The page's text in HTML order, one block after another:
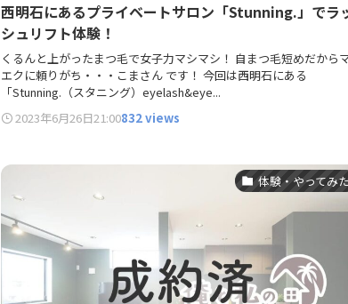
西明石にあるプライベートサロン「Stunning.」でラ
シュリフト体験！
くるんと上がったまつ毛で女子力マシマシ！ 自まつ毛短めだから
エクに頼りがち・・・こまさん です！ 今回は西明石にある
「Stunning.（スタニング）eyelash&eye...
2023年6月26日21:00832 views
体験・やってみ